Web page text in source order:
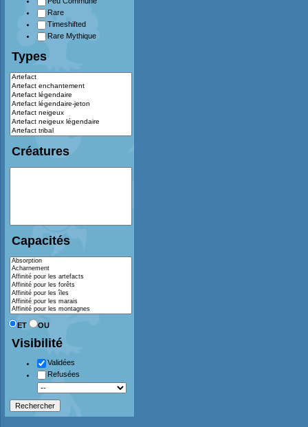
Rare
Timeshifted
Rare Mythique
Types
Créatures
Capacités
ET OU
Visibilité
Validées
Refusées